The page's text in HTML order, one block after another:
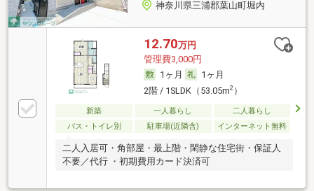
神奈川県三浦郡葉山町堀内
12.70万円
管理費3,000円
1ヶ月
1ヶ月
2階 / 1SLDK（53.05m2）
新築 一人暮らし
二人暮らし
バス・トイレ別
駐車場(近隣含) インターネット無料
二人入居可・角部屋・最上階・閑静な住宅街・保証人
不要／代行 ・初期費用カード決済可